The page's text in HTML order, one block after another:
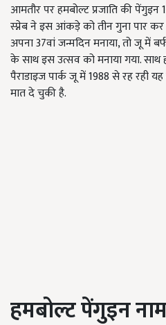
आमतौर पर हमबोल्ट प्रजाति की
स्प्नेब ने इस आंकड़े को तीन गुना पार
अपना 37वां जन्मदिन मनाया, तो जू
के साथ इस उत्सव को मनाया गया. साथ
पैराडाइज पार्क जू में 1988 से रह रही
मात दे चुकी है.
हमबोल्ट पेंगुइन